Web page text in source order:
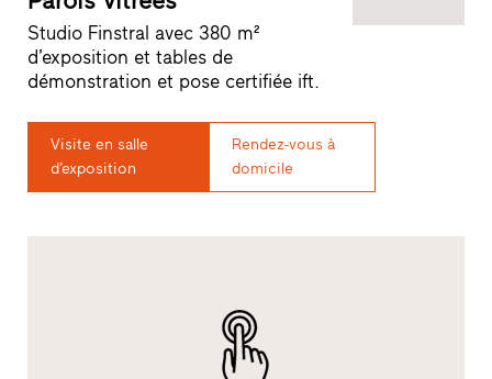
Studio Finstral avec 380 m²
d’exposition et tables de
démonstration et pose certifiée ift.
Visite en salle
d’exposition
Rendez-vous à
domicile